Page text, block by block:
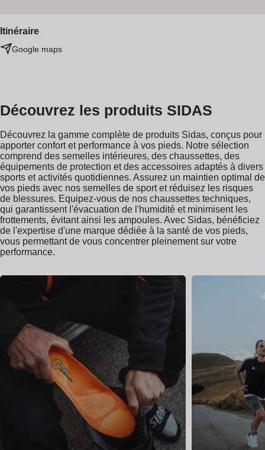
Itinéraire
Google maps
Découvrez les produits SIDAS
Découvrez la gamme complète de produits Sidas, conçus pour
apporter confort et performance à vos pieds. Notre sélection
comprend des semelles intérieures, des chaussettes, des
équipements de protection et des accessoires adaptés à divers
sports et activités quotidiennes. Assurez un maintien optimal de
vos pieds avec nos semelles de sport et réduisez les risques
de blessures. Equipez-vous de nos chaussettes techniques,
qui garantissent l'évacuation de l'humidité et minimisent les
frottements, évitant ainsi les ampoules. Avec Sidas, bénéficiez
de l'expertise d'une marque dédiée à la santé de vos pieds,
vous permettant de vous concentrer pleinement sur votre
performance.